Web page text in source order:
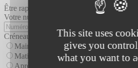
This site uses
gives you
what you want to
Être rappelé par Acanthe
Votre numéro de téléphone
Créneau idéal pour être rappelé
Maintenant
Matin
Après-midi